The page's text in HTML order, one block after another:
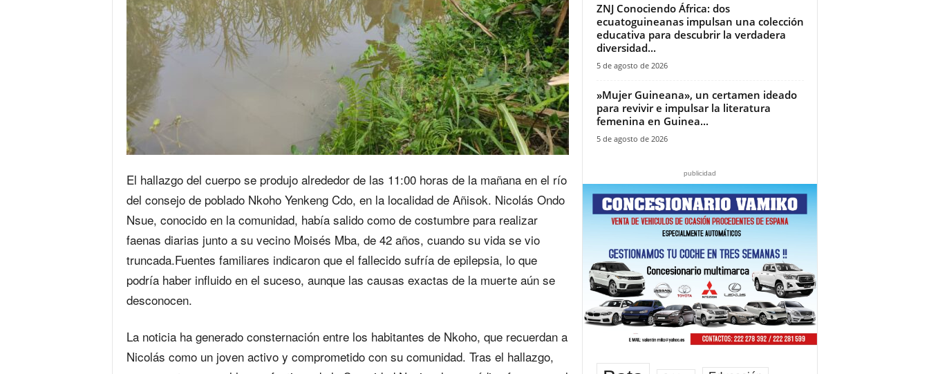
El hallazgo del cuerpo se produjo alrededor de las 11:00 horas de la mañana en el río
del consejo de poblado Nkoho Yenkeng Cdo, en la localidad de Añisok. Nicolás Ondo
Nsue, conocido en la comunidad, había salido como de costumbre para realizar
faenas diarias junto a su vecino Moisés Mba, de 42 años, cuando su vida se vio
truncada.Fuentes familiares indicaron que el fallecido sufría de epilepsia, lo que
podría haber influido en el suceso, aunque las causas exactas de la muerte aún se
desconocen.
La noticia ha generado consternación entre los habitantes de Nkoho, que recuerdan a
Nicolás como un joven activo y comprometido con su comunidad. Tras el hallazgo,
ZNJ Conociendo África: dos
ecuatoguineanas impulsan una colección
educativa para descubrir la verdadera
diversidad...
5 de agosto de 2026
‎»Mujer Guineana», un certamen ideado
para revivir e impulsar la literatura
femenina en Guinea...
5 de agosto de 2026
publicidad